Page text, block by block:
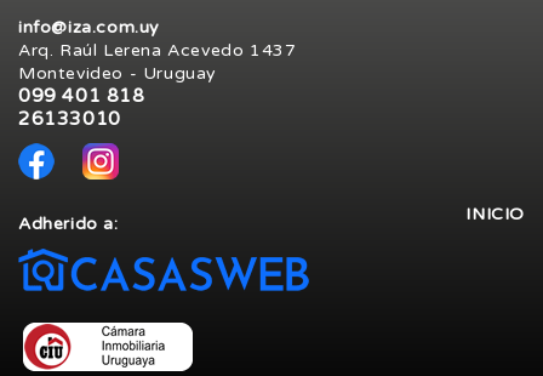
info@iza.com.uy
Arq. Raúl Lerena Acevedo 1437
Montevideo - Uruguay
099 401 818
26133010
INICIO
Adherido a: